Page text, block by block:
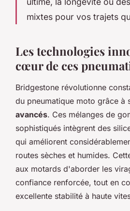
mixtes pour vos trajets
Les technologies
cœur de ces
Bridgestone révolutionne
du pneumatique moto grâce à
avancés. Ces mélanges de
sophistiqués intègrent des
qui améliorent
routes sèches et humides.
aux motards d'aborder les
confiance renforcée, tout en
excellente stabilité à haute